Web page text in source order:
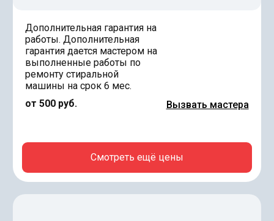
Дополнительная гарантия на
работы. Дополнительная
гарантия дается мастером на
выполненные работы по
ремонту стиральной
машины на срок 6 мес.
от 500 руб.
Вызвать мастера
Смотреть ещё цены